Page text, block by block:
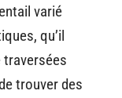
varié
qu’il
traversées
trouver des